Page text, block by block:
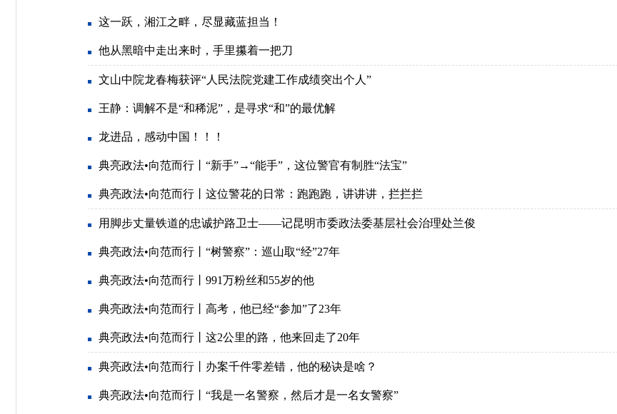
这一跃，湘江之畔，尽显藏蓝担当！
他从黑暗中走出来时，手里攥着一把刀
文山中院龙春梅获评“人民法院党建工作成绩突出个人”
王静：调解不是“和稀泥”，是寻求“和”的最优解
龙进品，感动中国！！！
典亮政法•向范而行丨“新手”→“能手”，这位警官有制胜“法宝”
典亮政法•向范而行丨这位警花的日常：跑跑跑，讲讲讲，拦拦拦
用脚步丈量铁道的忠诚护路卫士——记昆明市委政法委基层社会治理处兰俊
典亮政法•向范而行丨“树警察”：巡山取“经”27年
典亮政法•向范而行丨991万粉丝和55岁的他
典亮政法•向范而行丨高考，他已经“参加”了23年
典亮政法•向范而行丨这2公里的路，他来回走了20年
典亮政法•向范而行丨办案千件零差错，他的秘诀是啥？
典亮政法•向范而行丨“我是一名警察，然后才是一名女警察”